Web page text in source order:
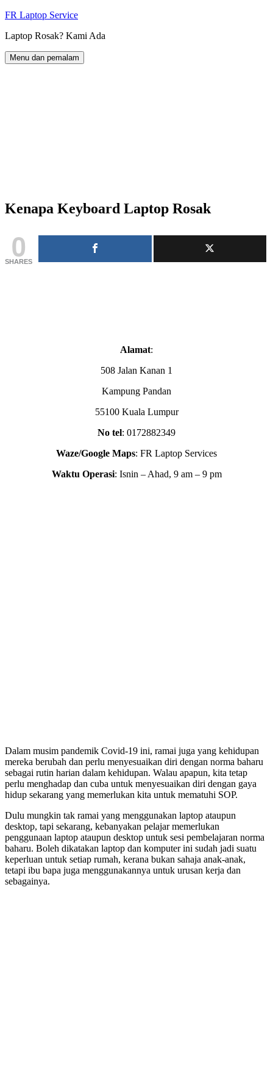
Langkau
kandungan
FR Laptop Service
Laptop Rosak? Kami Ada
Menu dan pemalam
Kenapa Keyboard Laptop Rosak
0
SHARES
Alamat:
508 Jalan Kanan 1
Kampung Pandan
55100 Kuala Lumpur
No tel: 0172882349
Waze/Google Maps: FR Laptop Services
Waktu Operasi: Isnin – Ahad, 9 am – 9 pm
Dalam musim pandemik Covid-19 ini, ramai juga yang kehidupan
mereka berubah dan perlu menyesuaikan diri dengan norma baharu
sebagai rutin harian dalam kehidupan. Walau apapun, kita tetap
perlu menghadap dan cuba untuk menyesuaikan diri dengan gaya
hidup sekarang yang memerlukan kita untuk mematuhi SOP.
Dulu mungkin tak ramai yang menggunakan laptop ataupun
desktop, tapi sekarang, kebanyakan pelajar memerlukan
penggunaan laptop ataupun desktop untuk sesi pembelajaran norma
baharu. Boleh dikatakan laptop dan komputer ini sudah jadi suatu
keperluan untuk setiap rumah, kerana bukan sahaja anak-anak,
tetapi ibu bapa juga menggunakannya untuk urusan kerja dan
sebagainya.